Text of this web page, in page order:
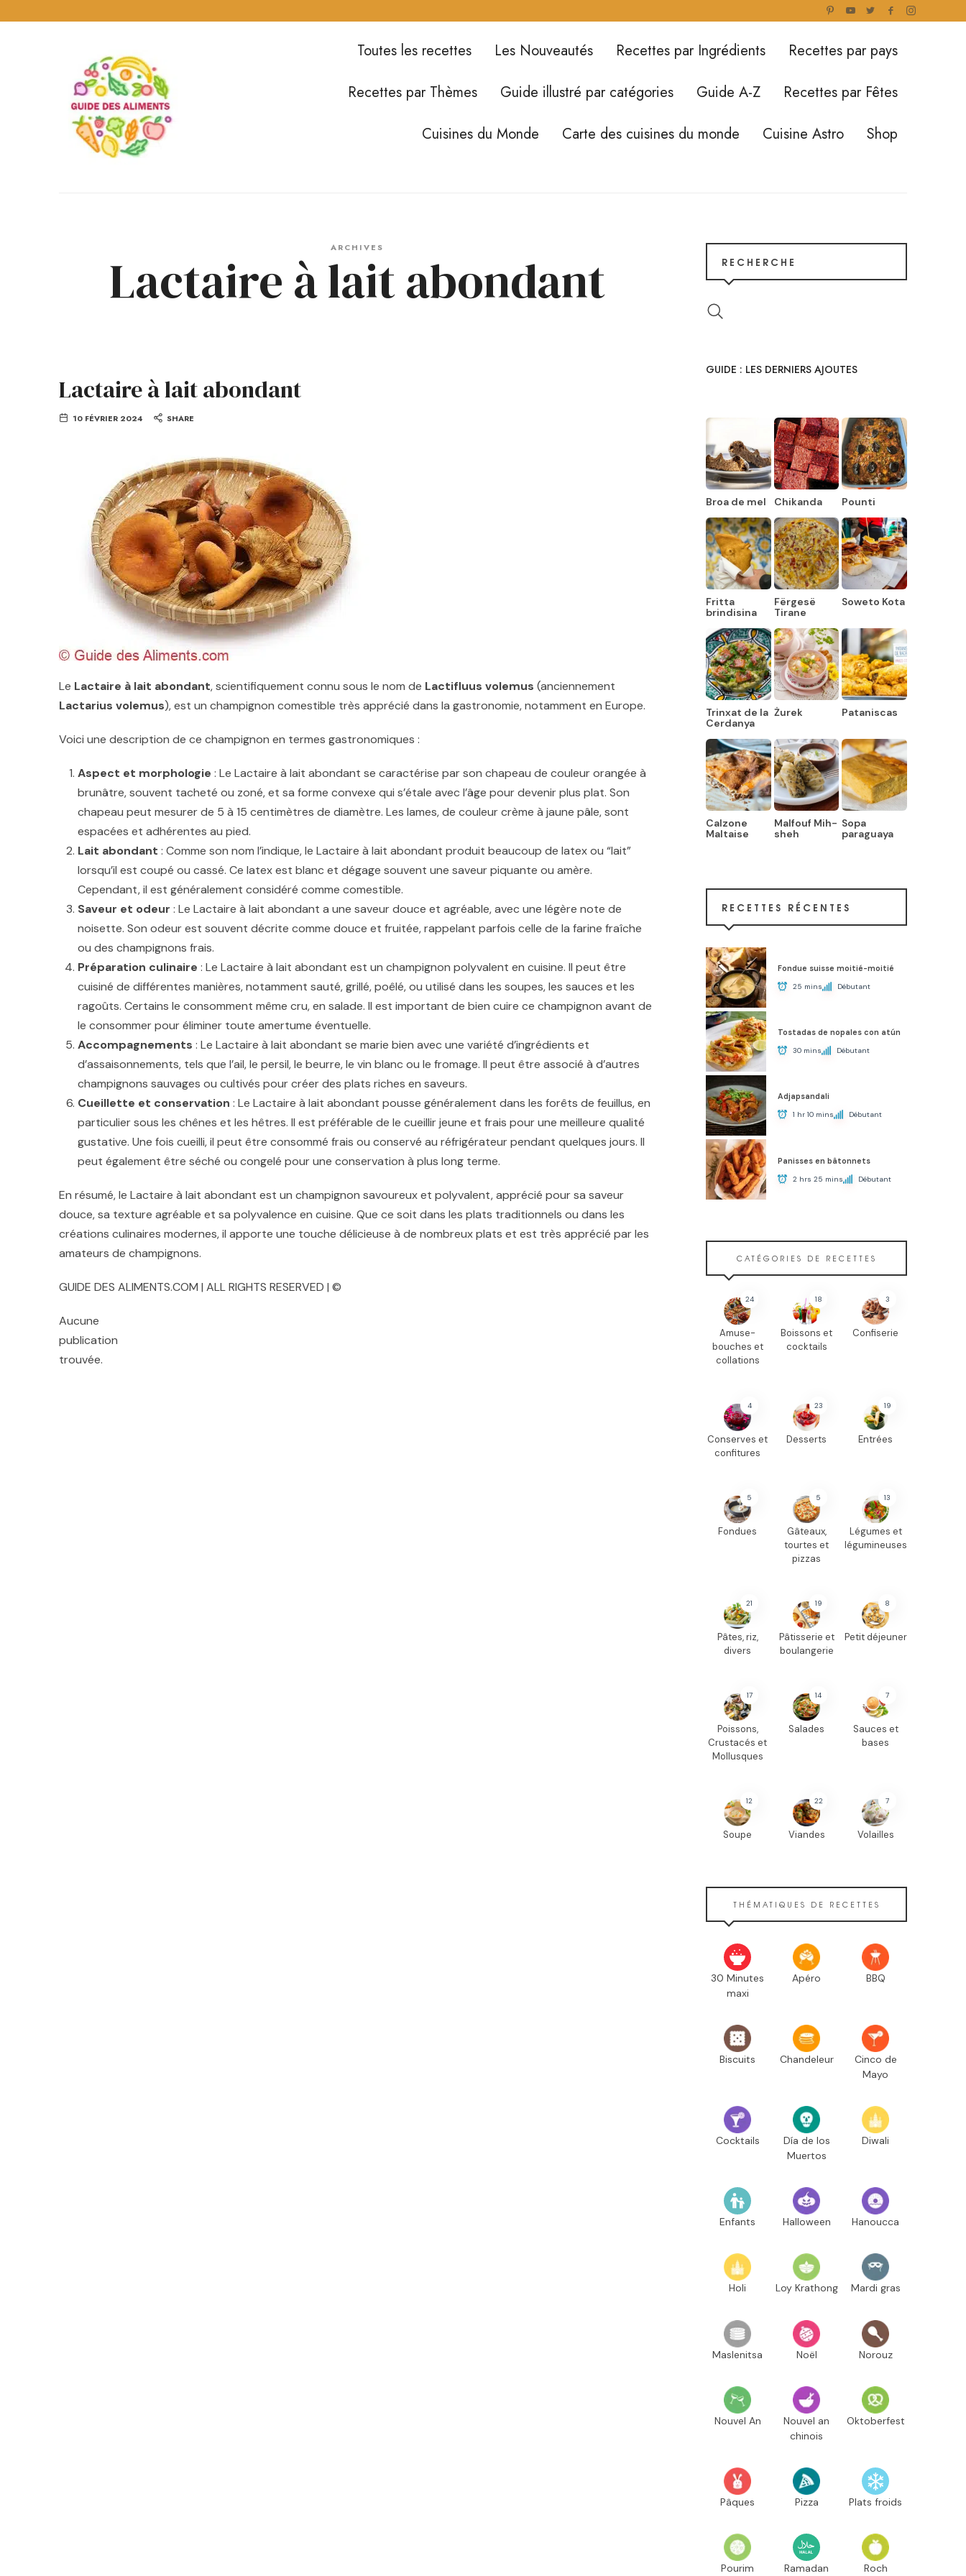
Guide
des
Aliments
Toutes les recettes Les Nouveautés Recettes par Ingrédients
Recettes par pays
Recettes par Thèmes
Guide illustré par catégories Guide A-Z
Recettes par Fêtes
Cuisines du Monde
Carte des cuisines du monde Cuisine Astro Shop
ARCHIVES
Lactaire à lait abondant
Lactaire à lait abondant
10 FÉVRIER 2024 SHARE
Le Lactaire à lait abondant, scientifiquement connu sous le nom de Lactifluus volemus (anciennement
Lactarius volemus), est un champignon comestible très apprécié dans la gastronomie, notamment en Europe.
Voici une description de ce champignon en termes gastronomiques :
Aspect et morphologie : Le Lactaire à lait abondant se caractérise par son chapeau de couleur orangée à
brunâtre, souvent tacheté ou zoné, et sa forme convexe qui s’étale avec l’âge pour devenir plus plat. Son
chapeau peut mesurer de 5 à 15 centimètres de diamètre. Les lames, de couleur crème à jaune pâle, sont
espacées et adhérentes au pied.
Lait abondant : Comme son nom l’indique, le Lactaire à lait abondant produit beaucoup de latex ou “lait”
lorsqu’il est coupé ou cassé. Ce latex est blanc et dégage souvent une saveur piquante ou amère.
Cependant, il est généralement considéré comme comestible.
Saveur et odeur : Le Lactaire à lait abondant a une saveur douce et agréable, avec une légère note de
noisette. Son odeur est souvent décrite comme douce et fruitée, rappelant parfois celle de la farine fraîche
ou des champignons frais.
Préparation culinaire : Le Lactaire à lait abondant est un champignon polyvalent en cuisine. Il peut être
cuisiné de différentes manières, notamment sauté, grillé, poêlé, ou utilisé dans les soupes, les sauces et les
ragoûts. Certains le consomment même cru, en salade. Il est important de bien cuire ce champignon avant de
le consommer pour éliminer toute amertume éventuelle.
Accompagnements : Le Lactaire à lait abondant se marie bien avec une variété d’ingrédients et
d’assaisonnements, tels que l’ail, le persil, le beurre, le vin blanc ou le fromage. Il peut être associé à d’autres
champignons sauvages ou cultivés pour créer des plats riches en saveurs.
Cueillette et conservation : Le Lactaire à lait abondant pousse généralement dans les forêts de feuillus, en
particulier sous les chênes et les hêtres. Il est préférable de le cueillir jeune et frais pour une meilleure qualité
gustative. Une fois cueilli, il peut être consommé frais ou conservé au réfrigérateur pendant quelques jours. Il
peut également être séché ou congelé pour une conservation à plus long terme.
En résumé, le Lactaire à lait abondant est un champignon savoureux et polyvalent, apprécié pour sa saveur
douce, sa texture agréable et sa polyvalence en cuisine. Que ce soit dans les plats traditionnels ou dans les
créations culinaires modernes, il apporte une touche délicieuse à de nombreux plats et est très apprécié par les
amateurs de champignons.
GUIDE DES ALIMENTS.COM | ALL RIGHTS RESERVED | ©
Aucune
publication
trouvée.
RECHERCHE
GUIDE : LES DERNIERS AJOUTES
Broa de mel Chikanda Pounti
Fritta
brindisina
Fërgesë
Tirane
Soweto Kota
Trinxat de la
Cerdanya
Żurek Pataniscas
Calzone
Maltaise
Malfouf Mih-
sheh
Sopa
paraguaya
RECETTES RÉCENTES
Fondue suisse moitié-moitié
25 mins Débutant
Tostadas de nopales con atún
30 mins Débutant
Adjapsandali
1 hr 10 mins Débutant
Panisses en bâtonnets
2 hrs 25 mins Débutant
CATÉGORIES DE RECETTES
24
Amuse-
bouches et
collations
18
Boissons et
cocktails
3
Confiserie
4
Conserves et
confitures
23
Desserts
19
Entrées
5
Fondues
5
Gâteaux,
tourtes et
pizzas
13
Légumes et
légumineuses
21
Pâtes, riz,
divers
19
Pâtisserie et
boulangerie
8
Petit déjeuner
17
Poissons,
Crustacés et
Mollusques
14
Salades
7
Sauces et
bases
12
Soupe
22
Viandes
7
Volailles
THÉMATIQUES DE RECETTES
30 Minutes
maxi
Apéro BBQ
Biscuits Chandeleur
Cinco de
Mayo
Cocktails
Día de los
Muertos
Diwali
Enfants Halloween Hanoucca
Holi Loy Krathong Mardi gras
Maslenitsa Noël Norouz
Nouvel An
Nouvel an
chinois
Oktoberfest
Pâques Pizza Plats froids
Pourim Ramadan Roch